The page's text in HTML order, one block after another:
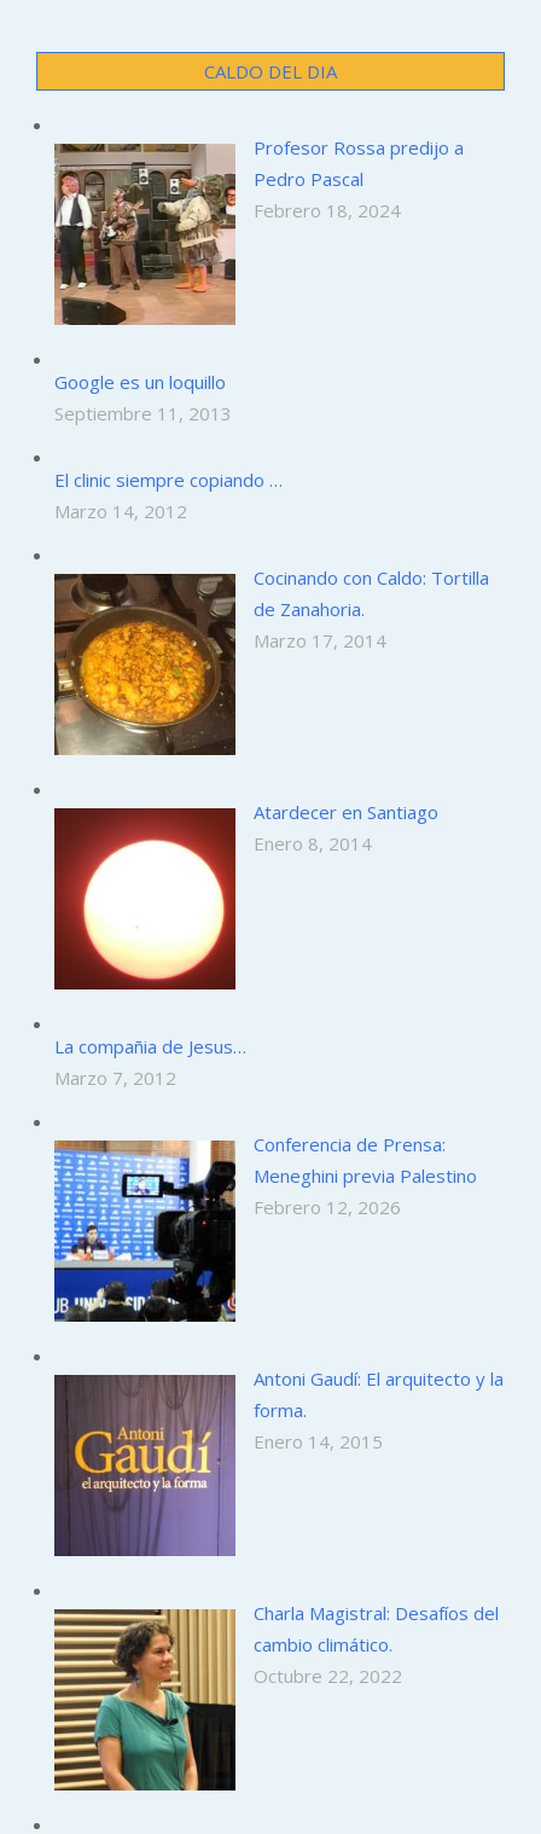
CALDO DEL DIA
Profesor Rossa predijo a
Pedro Pascal
Febrero 18, 2024
Google es un loquillo
Septiembre 11, 2013
El clinic siempre copiando …
Marzo 14, 2012
Cocinando con Caldo: Tortilla
de Zanahoria.
Marzo 17, 2014
Atardecer en Santiago
Enero 8, 2014
La compañia de Jesus…
Marzo 7, 2012
Conferencia de Prensa:
Meneghini previa Palestino
Febrero 12, 2026
Antoni Gaudí: El arquitecto y la
forma.
Enero 14, 2015
Charla Magistral: Desafíos del
cambio climático.
Octubre 22, 2022